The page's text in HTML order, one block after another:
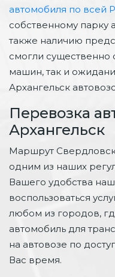
автомобиля по всей
собственному парку
также наличию
смогли существенно
машин, так и
Архангельск
Перевозка
Архангельск
Маршрут Свердловск
одним из наших
Вашего удобства
воспользоваться
любом из городов,
автомобиль для
на автовозе по
Вас время.